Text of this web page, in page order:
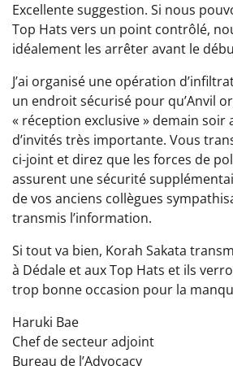
Excellente suggestion. Si nous
Top Hats vers un point contrôlé,
idéalement les arrêter avant le
J’ai organisé une opération
un endroit sécurisé pour qu’Anvil
« réception exclusive » demain soir
d’invités très importante. Vous
ci-joint et direz que les forces de
assurent une sécurité
de vos anciens collègues
transmis l’information.
Si tout va bien, Korah Sakata
à Dédale et aux Top Hats et ils
trop bonne occasion pour la
Haruki Bae
Chef de secteur adjoint
Bureau de l’Advocacy